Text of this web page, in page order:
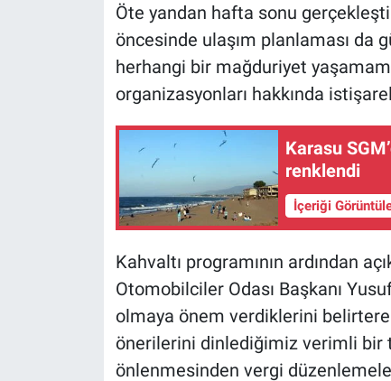
Öte yandan hafta sonu
öncesinde ulaşım planlaması da
herhangi bir mağduriyet
organizasyonları hakkında
Karasu
renklendi
İçeriği
Kahvaltı programının ardından
Otomobilciler Odası Başkanı
olmaya önem verdiklerini
önerilerini dinlediğimiz verimli bir
önlenmesinden vergi